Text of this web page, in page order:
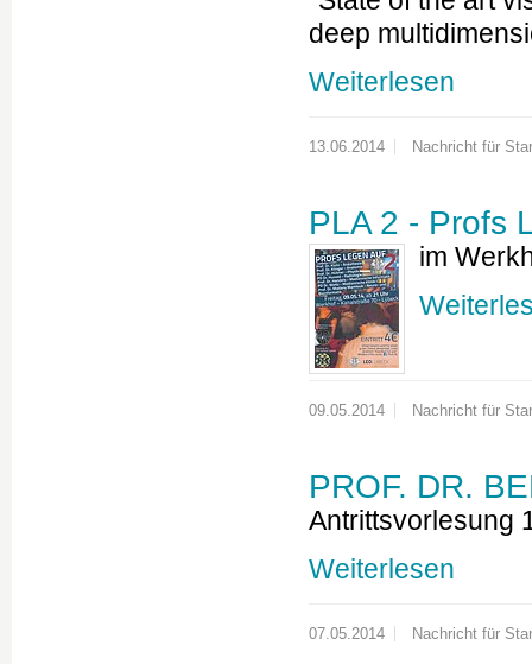
deep
Weiterlesen
13.06.2014 Nachricht für
PLA 2 - Profs
im
09.05.2014 Nachricht für
PROF. DR.
Antrittsvorlesung
Weiterlesen
07.05.2014 Nachricht für